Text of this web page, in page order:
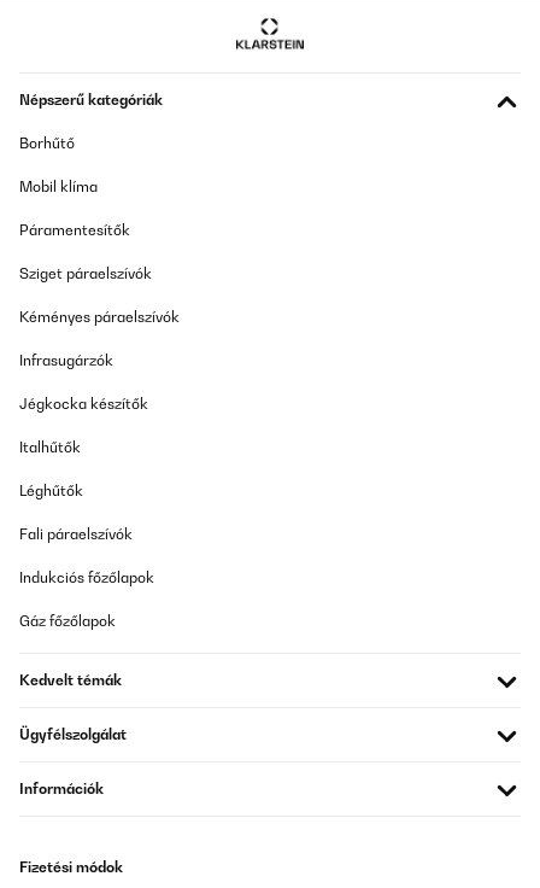
Népszerű kategóriák
Borhűtő
Mobil klíma
Páramentesítők
Sziget páraelszívók
Kéményes páraelszívók
Infrasugárzók
Jégkocka készítők
Italhűtők
Léghűtők
Fali páraelszívók
Indukciós főzőlapok
Gáz főzőlapok
Kedvelt témák
Ügyfélszolgálat
Információk
Fizetési módok